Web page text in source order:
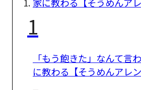
1
「もう飽きた」なんて言
に教わる【そうめんアレ